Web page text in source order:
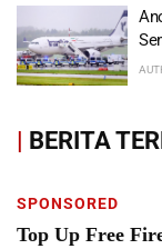
| BERITA
SPONSORED
Top Up Free